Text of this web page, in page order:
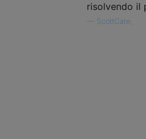
risolvendo il
ScottCate,